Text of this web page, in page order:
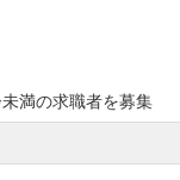
満の求職者を募集